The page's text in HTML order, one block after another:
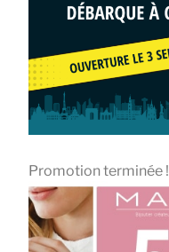
Promotion terminée !